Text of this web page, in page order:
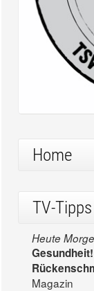
Home
TV-Tipps
Heute
Magazin